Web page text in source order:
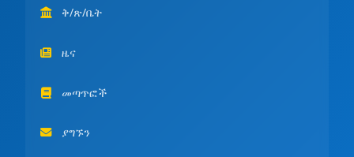
ቅ/ጽ/ቤት
ዜና
መጣጥፎች
ያግኙን